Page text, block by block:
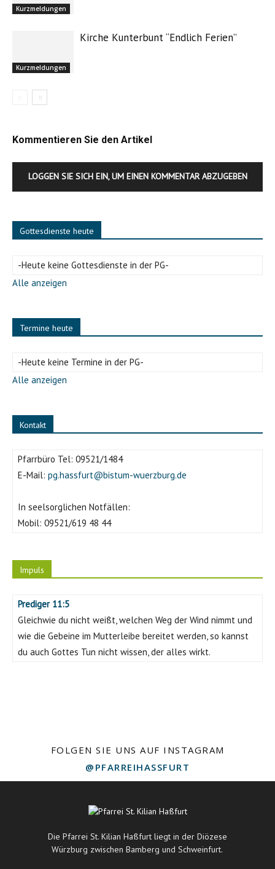
Kurzmeldungen
Kurzmeldungen
Kirche Kunterbunt “Endlich Ferien”
Kommentieren Sie den Artikel
LOGGEN SIE SICH EIN, UM EINEN KOMMENTAR ABZUGEBEN
Gottesdienste heute
-Heute keine Gottesdienste in der PG-
Alle anzeigen
Termine heute
-Heute keine Termine in der PG-
Alle anzeigen
Kontakt
Pfarrbüro Tel: 09521/1484
E-Mail: pg.hassfurt@bistum-wuerzburg.de
In seelsorglichen Notfällen:
Mobil: 09521/619 48 44
Impuls
Prediger 11:5
Gleichwie du nicht weißt, welchen Weg der Wind nimmt und
wie die Gebeine im Mutterleibe bereitet werden, so kannst
du auch Gottes Tun nicht wissen, der alles wirkt.
FOLGEN SIE UNS AUF INSTAGRAM
@PFARREIHASSFURT
Die Pfarrei St. Kilian Haßfurt liegt in der Diözese
Würzburg zwischen Bamberg und Schweinfurt.